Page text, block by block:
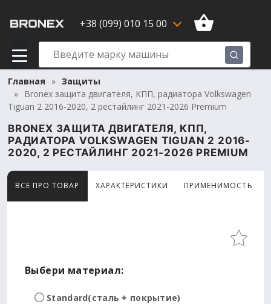
+38 (099) 010 15 00
Главная
Защиты
Bronex защита двигателя, КПП, радиатора Volkswagen
Tiguan 2 2016-2020, 2 рестайлинг 2021-2026 Premium
BRONEX ЗАЩИТА ДВИГАТЕЛЯ, КПП,
РАДИАТОРА VOLKSWAGEN TIGUAN 2 2016-
2020, 2 РЕСТАЙЛИНГ 2021-2026 PREMIUM
ВСЕ ПРО ТОВАР ХАРАКТЕРИСТИКИ ПРИМЕНИМОСТЬ
Товар просматривают сейчас 10 человек
Выбери материал:
Standard(сталь + покрытие)